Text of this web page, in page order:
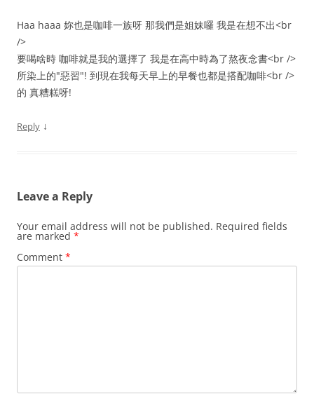
Haa haaa 妳也是咖啡一族呀 那我們是姐妹囉 我是在想不出<br
/>
要喝啥時 咖啡就是我的選擇了 我是在高中時為了熬夜念書<br />
所染上的"惡習"! 到現在我每天早上的早餐也都是搭配咖啡<br />
的 真糟糕呀!
Reply ↓
Leave a Reply
Your email address will not be published. Required fields
are marked *
Comment *